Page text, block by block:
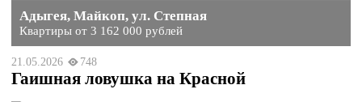
Адыгея, Майкоп, ул. Степная
Квартиры от 3 162 000 рублей
21.05.2026 748
Гаишная ловушка на Красной